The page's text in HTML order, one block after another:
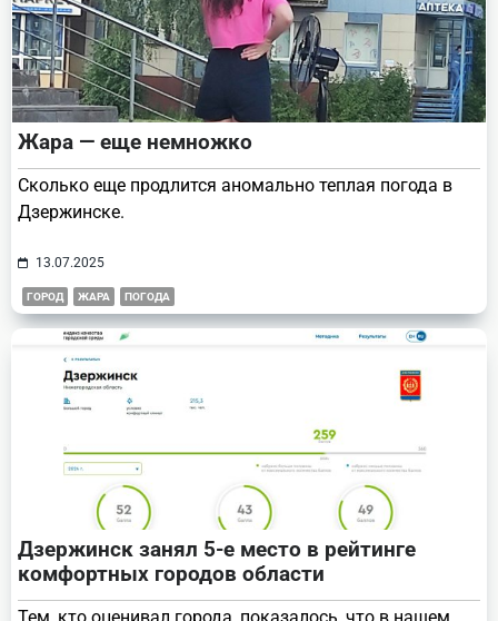
Жара — еще немножко
Сколько еще продлится аномально теплая погода в
Дзержинске.
13.07.2025
ГОРОД ЖАРА ПОГОДА
Дзержинск занял 5-е место в рейтинге
комфортных городов области